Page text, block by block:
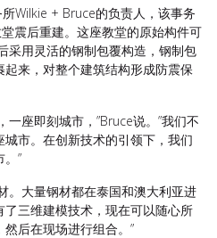
Wilkie + Bruce的负责人，该事务
震后重建。这座教堂的原始构件可
采用灵活的钢制包覆构造，钢制包
来，对整个建筑结构形成防震保
一座即刻城市，”Bruce说。”我们不
市。在创新技术的引领下，我们
”
。大量钢材都在泰国和澳大利亚进
三维建模技术，现在可以随心所
后在现场进行组合。”